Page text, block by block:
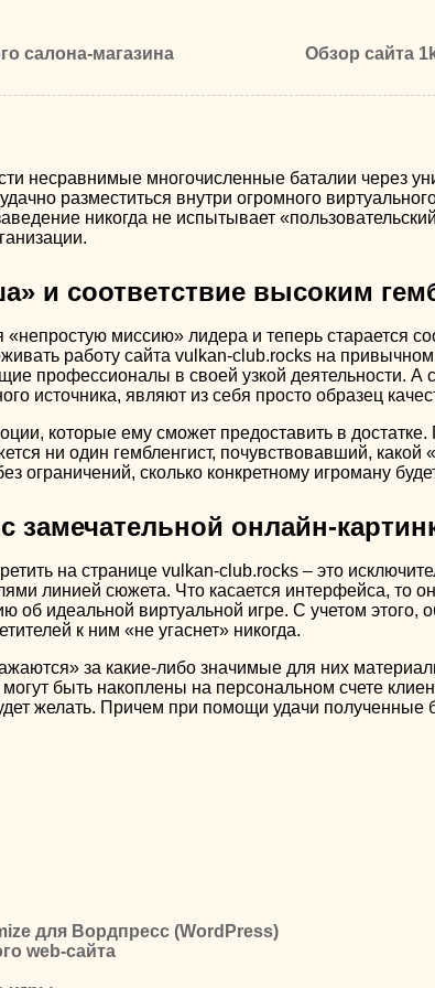
салона-магазина
Обзор сайта
несравнимые многочисленные баталии через
разместиться внутри огромного
никогда не испытывает «пользовательский
и соответствие высоким
миссию» лидера и теперь старается
работу сайта vulkan-club.rocks на
профессионалы в своей узкой деятельности. А
источника, являют из себя просто образец
которые ему сможет предоставить в достатке.
ни один гембленгист, почувствовавший,
ограничений, сколько конкретному игроману
замечательной онлайн-
на странице vulkan-club.rocks – это
линией сюжета. Что касается интерфейса, то
об идеальной виртуальной игре. С учетом
к ним «не угаснет» никогда.
за какие-либо значимые для них
быть накоплены на персональном счете
желать. Причем при помощи удачи полученные
для Вордпресс (WordPress)
web-сайта